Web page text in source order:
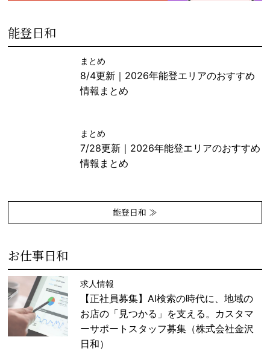
能登日和
まとめ
8/4更新｜2026年能登エリアのおすすめ
情報まとめ
まとめ
7/28更新｜2026年能登エリアのおすすめ
情報まとめ
能登日和 ≫
お仕事日和
求人情報
【正社員募集】AI検索の時代に、地域の
お店の「見つかる」を支える。カスタマ
ーサポートスタッフ募集（株式会社金沢
日和）